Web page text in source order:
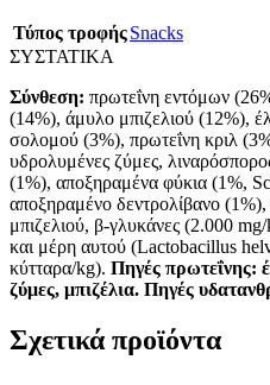
Τύπος τροφήςSnacks
ΣΥΣΤΑΤΙΚΑ
Σύνθεση: πρωτεΐνη εντόμων
(14%), άμυλο μπιζελιού (12%),
σολομού (3%), πρωτεΐνη κριλ
υδρολυμένες ζύμες,
(1%), αποξηραμένα φύκια (1%,
αποξηραμένο δεντρολίβανο
μπιζελιού, β-γλυκάνες (2.000
και μέρη αυτού (Lactobacillus
κύτταρα/kg). Πηγές πρωτεΐνης:
ζύμες, μπιζέλια. Πηγές
Σχετικά προϊόντα